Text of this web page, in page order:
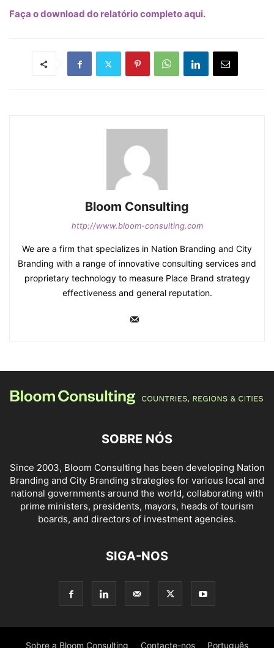
Faça o download do relatório completo aqui.
Bloom Consulting
http://www.bloom-consulting.com
We are a firm that specializes in Nation Branding and City
Branding with a range of innovative consulting services and
proprietary technology to measure Place Brand strategy
effectiveness and general reputation.
SOBRE NÓS
Since 2003, Bloom Consulting has been developing Nation
Branding and City Branding strategies for various local and
national governments around the world, collaborating with
prime ministers, presidents, mayors, heads of tourism
boards, and directors of investment agencies.
SIGA-NOS
Sobre a Bloom Consulting Contacte-nos Português